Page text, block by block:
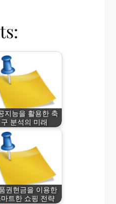
지능을 활용한 축
구 분석의 미래
권현금을 이용한
트한 쇼핑 전략